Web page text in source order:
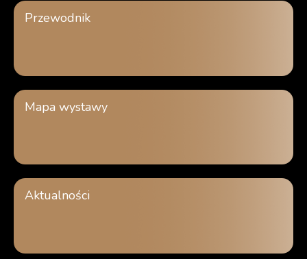
Przewodnik
Mapa wystawy
Aktualności